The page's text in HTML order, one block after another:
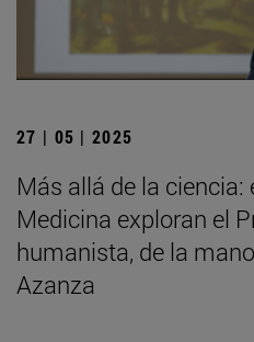
27 | 05 | 2025
Más allá de la
Medicina exploran el
humanista, de la
Azanza